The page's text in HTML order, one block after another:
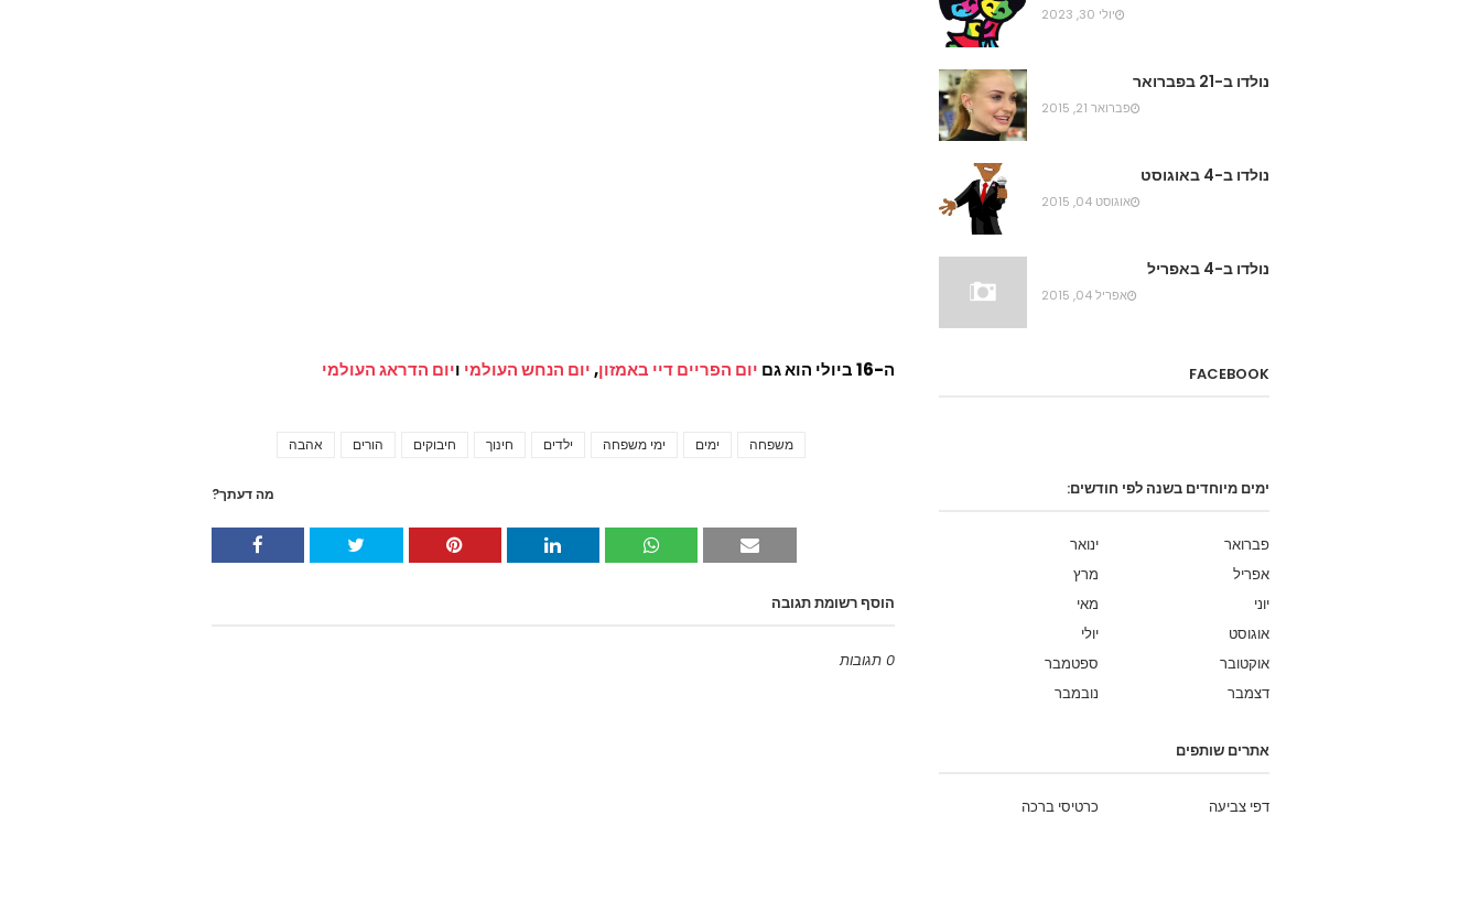
ה-16 ביולי הוא גם יום הפריים דיי באמזון,יום הנחש העולמי ויום הדראג העולמי
אהבה הורים חיבוקים חינוך ילדים ימי משפחה ימים משפחה
מה דעתך?
הוסף רשומת תגובה
0 תגובות
יולי 30, 2023
נולדו ב-21 בפברואר
פברואר 21, 2015
נולדו ב-4 באוגוסט
אוגוסט 04, 2015
נולדו ב-4 באפריל
אפריל 04, 2015
FACEBOOK
ימים מיוחדים בשנה לפי חודשים:
ינואר
פברואר
מרץ
אפריל
מאי
יוני
יולי
אוגוסט
ספטמבר
אוקטובר
נובמבר
דצמבר
אתרים שותפים
כרטיסי ברכה דפי צביעה